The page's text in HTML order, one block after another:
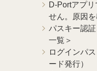
D-Portアプ
せん。原因
パスキー認
一覧＞
ログインパ
ード発行）